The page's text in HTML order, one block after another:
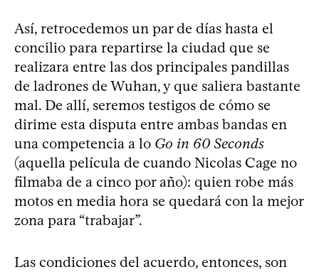
Así, retrocedemos un par de días hasta el
concilio para repartirse la ciudad que se
realizara entre las dos principales pandillas
de ladrones de Wuhan, y que saliera bastante
mal. De allí, seremos testigos de cómo se
dirime esta disputa entre ambas bandas en
una competencia a lo Go in 60 Seconds
(aquella película de cuando Nicolas Cage no
filmaba de a cinco por año): quien robe más
motos en media hora se quedará con la mejor
zona para “trabajar”.
Las condiciones del acuerdo, entonces, son